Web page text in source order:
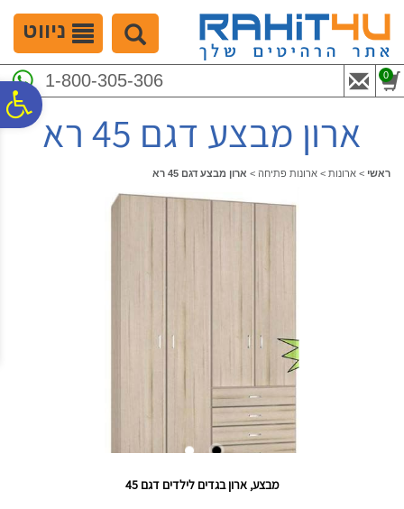
נגישות
המרכזי
ניווט
1-800-305-306 0
ארון מבצע דגם 45 רא
ראשי > ארונות > ארונות פתיחה > ארון מבצע דגם 45 רא
מבצע, ארון בגדים לילדים דגם 45